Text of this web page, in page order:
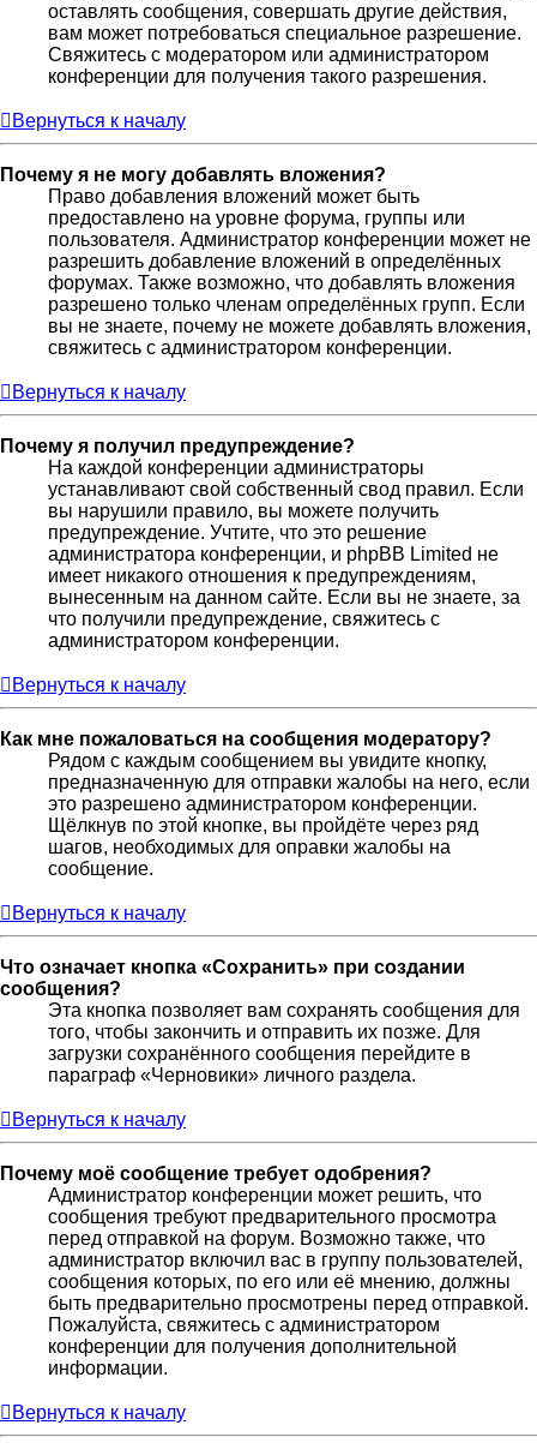
оставлять сообщения, совершать другие действия,
вам может потребоваться специальное разрешение.
Свяжитесь с модератором или администратором
конференции для получения такого разрешения.
Вернуться к началу
Почему я не могу добавлять вложения?
Право добавления вложений может быть
предоставлено на уровне форума, группы или
пользователя. Администратор конференции может не
разрешить добавление вложений в определённых
форумах. Также возможно, что добавлять вложения
разрешено только членам определённых групп. Если
вы не знаете, почему не можете добавлять вложения,
свяжитесь с администратором конференции.
Вернуться к началу
Почему я получил предупреждение?
На каждой конференции администраторы
устанавливают свой собственный свод правил. Если
вы нарушили правило, вы можете получить
предупреждение. Учтите, что это решение
администратора конференции, и phpBB Limited не
имеет никакого отношения к предупреждениям,
вынесенным на данном сайте. Если вы не знаете, за
что получили предупреждение, свяжитесь с
администратором конференции.
Вернуться к началу
Как мне пожаловаться на сообщения модератору?
Рядом с каждым сообщением вы увидите кнопку,
предназначенную для отправки жалобы на него, если
это разрешено администратором конференции.
Щёлкнув по этой кнопке, вы пройдёте через ряд
шагов, необходимых для оправки жалобы на
сообщение.
Вернуться к началу
Что означает кнопка «Сохранить» при создании
сообщения?
Эта кнопка позволяет вам сохранять сообщения для
того, чтобы закончить и отправить их позже. Для
загрузки сохранённого сообщения перейдите в
параграф «Черновики» личного раздела.
Вернуться к началу
Почему моё сообщение требует одобрения?
Администратор конференции может решить, что
сообщения требуют предварительного просмотра
перед отправкой на форум. Возможно также, что
администратор включил вас в группу пользователей,
сообщения которых, по его или её мнению, должны
быть предварительно просмотрены перед отправкой.
Пожалуйста, свяжитесь с администратором
конференции для получения дополнительной
информации.
Вернуться к началу